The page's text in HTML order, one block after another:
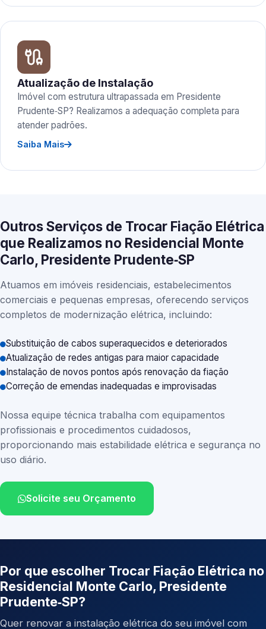
Atualização de Instalação
Imóvel com estrutura ultrapassada em Presidente
Prudente‑SP? Realizamos a adequação completa para
atender padrões.
Saiba Mais
Outros Serviços de Trocar Fiação Elétrica
que Realizamos no Residencial Monte
Carlo, Presidente Prudente‑SP
Atuamos em imóveis residenciais, estabelecimentos
comerciais e pequenas empresas, oferecendo serviços
completos de modernização elétrica, incluindo:
Substituição de cabos superaquecidos e deteriorados
Atualização de redes antigas para maior capacidade
Instalação de novos pontos após renovação da fiação
Correção de emendas inadequadas e improvisadas
Nossa equipe técnica trabalha com equipamentos
profissionais e procedimentos cuidadosos,
proporcionando mais estabilidade elétrica e segurança no
uso diário.
Solicite seu Orçamento
Por que escolher Trocar Fiação Elétrica no
Residencial Monte Carlo, Presidente
Prudente‑SP?
Quer renovar a instalação elétrica do seu imóvel com